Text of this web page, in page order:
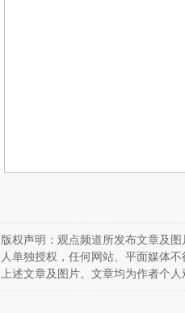
版权声明：观点频道所发布文章及
人单独授权，任何网站、平面媒体
上述文章及图片。文章均为作者个人